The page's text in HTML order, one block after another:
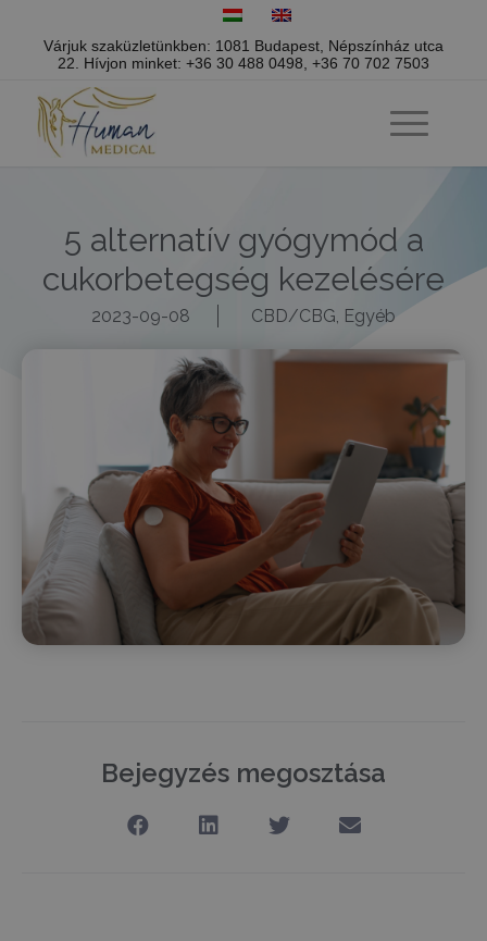
Várjuk szaküzletünkben: 1081 Budapest, Népszínház utca
22. Hívjon minket: +36 30 488 0498 +36 70 702 7503
5 alternatív gyógymód a
cukorbetegség kezelésére
2023-09-08 CBD/CBG, Egyéb
Bejegyzés megosztása